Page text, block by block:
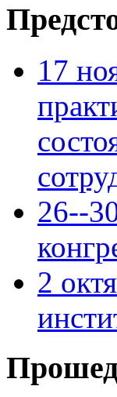
17
26--
2